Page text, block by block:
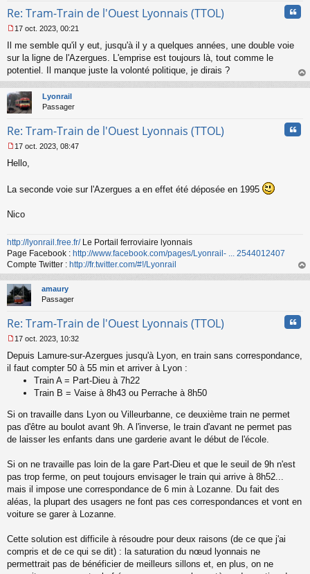
Re: Tram-Train de l'Ouest Lyonnais (TTOL)
e
s
s
g
e
n
n
u
17 oct. 2023, 00:21
Il me semble qu'il y eut, jusqu'à il y a quelques années, une double voie
sur la ligne de l'Azergues. L'emprise est toujours là, tout comme le
potentiel. Il manque juste la volonté politique, je dirais ?
au
Lyonrail
Passager
Re: Tram-Train de l'Ouest Lyonnais (TTOL)
e
a
e
n
l
u
17 oct. 2023, 08:47
Hello,
La seconde voie sur l'Azergues a en effet été déposée en 1995
Nico
http://lyonrail.free.fr/Le Portail ferroviaire lyonnais
Page Facebook : http://www.facebook.com/pages/Lyonrail- ... 2544012407
Compte Twitter : http://fr.twitter.com/#!/Lyonrail
au
amaury
Passager
Re: Tram-Train de l'Ouest Lyonnais (TTOL)
e
s
n
o
n
17 oct. 2023, 10:32
Depuis Lamure-sur-Azergues jusqu'à Lyon, en train sans correspondance,
il faut compter 50 à 55 min et arriver à Lyon :
Train A = Part-Dieu à 7h22
Train B = Vaise à 8h43 ou Perrache à 8h50
Si on travaille dans Lyon ou Villeurbanne, ce deuxième train ne permet
pas d'être au boulot avant 9h. A l'inverse, le train d'avant ne permet pas
de laisser les enfants dans une garderie avant le début de l'école.
Si on ne travaille pas loin de la gare Part-Dieu et que le seuil de 9h n'est
pas trop ferme, on peut toujours envisager le train qui arrive à 8h52...
mais il impose une correspondance de 6 min à Lozanne. Du fait des
aléas, la plupart des usagers ne font pas ces correspondances et vont en
voiture se garer à Lozanne.
Cette solution est difficile à résoudre pour deux raisons (de ce que j'ai
compris et de ce qui se dit) : la saturation du nœud lyonnais ne
permettrait pas de bénéficier de meilleurs sillons et, en plus, on ne